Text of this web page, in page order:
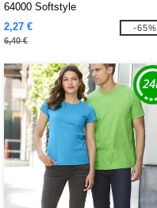
64000 Softstyle
2,27 €
6,40 €
-65%